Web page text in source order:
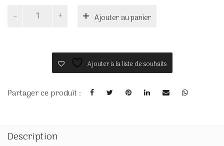
de
Ajouter au panier
Ajouter à la liste de souhaits
Partager ce produit :
Description